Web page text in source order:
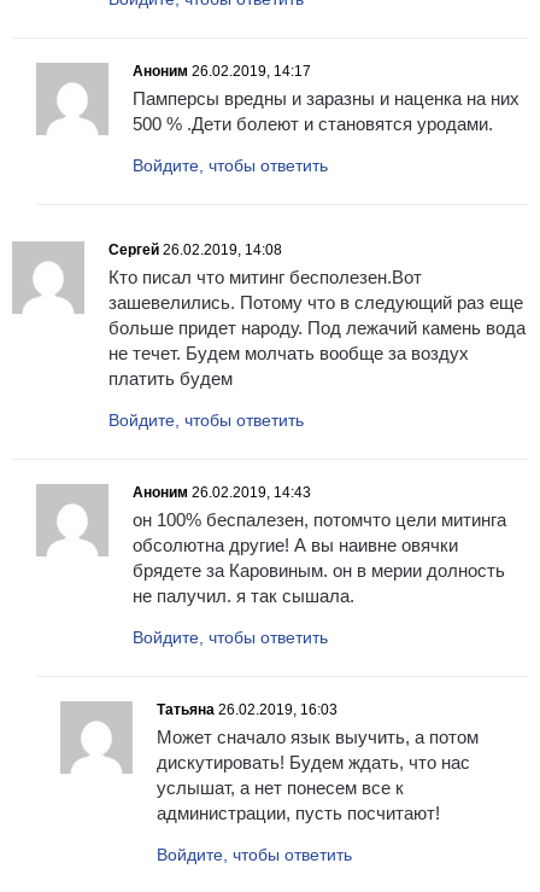
Аноним 26.02.2019, 14:17
Памперсы вредны и заразны и наценка на них
500 % .Дети болеют и становятся уродами.
Войдите, чтобы ответить
Сергей 26.02.2019, 14:08
Кто писал что митинг бесполезен.Вот
зашевелились. Потому что в следующий раз еще
больше придет народу. Под лежачий камень вода
не течет. Будем молчать вообще за воздух
платить будем
Войдите, чтобы ответить
Аноним 26.02.2019, 14:43
он 100% беспалезен, потомчто цели митинга
обсолютна другие! А вы наивне овячки
брядете за Каровиным. он в мерии долность
не палучил. я так сышала.
Войдите, чтобы ответить
Татьяна 26.02.2019, 16:03
Может сначало язык выучить, а потом
дискутировать! Будем ждать, что нас
услышат, а нет понесем все к
администрации, пусть посчитают!
Войдите, чтобы ответить